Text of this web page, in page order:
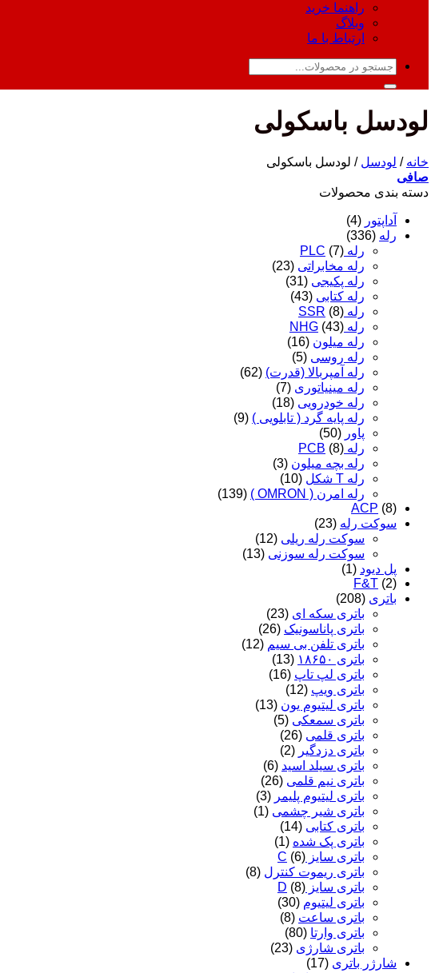
راهنما خرید
وبلاگ
ارتباط با ما
جستجو
لودسل باسکولی
خانه / لودسل / لودسل باسکولی
صافی
دسته‌ بندی محصولات
آداپتور (4)
رله (336)
رله PLC (7)
رله مخابراتی (23)
رله پکیجی (31)
رله کتابی (43)
رله SSR (8)
رله NHG (43)
رله میلون (16)
رله روسی (5)
رله آمپربالا (قدرت) (62)
رله مینیاتوری (7)
رله خودرویی (18)
رله پایه گرد ( تابلویی ) (9)
پاور (50)
رله PCB (8)
رله بچه میلون (3)
رله T شکل
(10)
رله امرن ( OMRON )
(139)
ACP (8)
سوکت رله (23)
سوکت رله ریلی (12)
سوکت رله سوزنی (13)
پل دیود (1)
F&T (2)
باتری (208)
باتری سکه ای (23)
باتری پاناسونیک (26)
باتری تلفن بی سیم (12)
باتری ۱۸۶۵۰
(13)
باتری لپ تاپ (16)
باتری ویپ (12)
باتری لیتیوم یون (13)
باتری سمعکی (5)
باتری قلمی (26)
باتری دزدگیر (2)
باتری سیلد اسید (6)
باتری نیم قلمی (26)
باتری لیتیوم پلیمر (3)
باتری شیر چشمی (1)
باتری کتابی (14)
باتری پک شده (1)
باتری سایز C (6)
باتری ریموت کنترل (8)
باتری سایز D (8)
باتری لیتیوم (30)
باتری ساعت (8)
باتری وارتا (80)
باتری شارژی (23)
شارژر باتری (17)